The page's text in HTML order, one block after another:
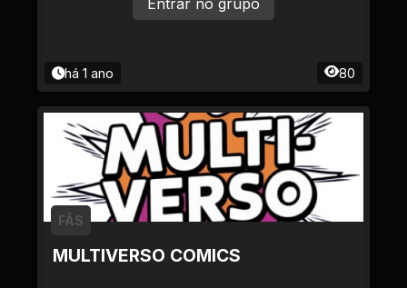
há 1 ano 80
Entrar no grupo
MULTIVERSO COMICS
FÃS